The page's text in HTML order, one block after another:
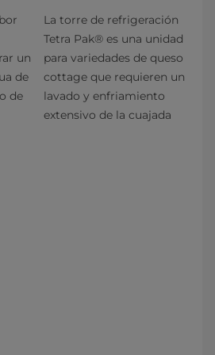
un
de
de
La torre de refrigeración
Tetra Pak® es una unidad
para variedades de queso
cottage que requieren un
lavado y enfriamiento
extensivo de la cuajada